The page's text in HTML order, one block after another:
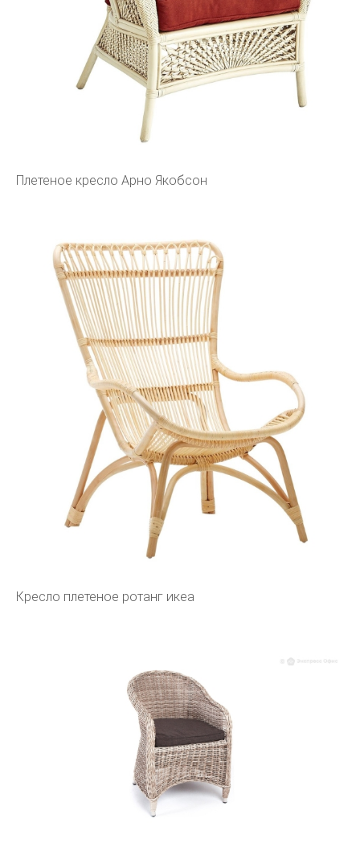
Плетеное кресло Арно Якобсон
Кресло плетеное ротанг икеа